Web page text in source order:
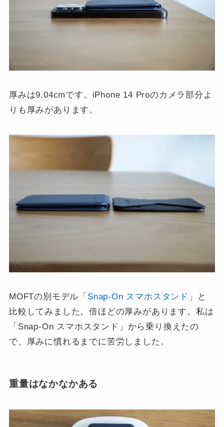
厚みは9.04cmです。iPhone 14 Proのカメラ部分よ
りも厚みがあります。
MOFTの別モデル「 Snap-On スマホスタンド 」と
比較してみました。倍ほどの厚みがあります。私は
「Snap-On スマホスタンド」から乗り換えたの
で、厚みに慣れるまでに苦労しました。
重量はなかなかある